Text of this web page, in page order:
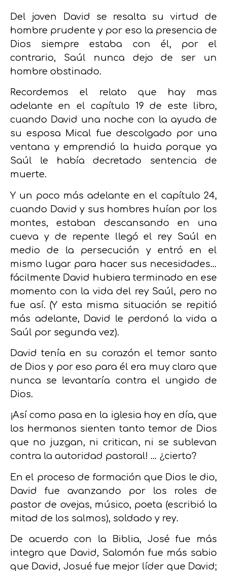
Del joven David se resalta su virtud de
hombre prudente y por eso la presencia de
Dios siempre estaba con él, por el
contrario, Saúl nunca dejo de ser un
hombre obstinado.
Recordemos el relato que hay mas
adelante en el capítulo 19 de este libro,
cuando David una noche con la ayuda de
su esposa Mical fue descolgado por una
ventana y emprendió la huida porque ya
Saúl le había decretado sentencia de
muerte.
Y un poco más adelante en el capítulo 24,
cuando David y sus hombres huían por los
montes, estaban descansando en una
cueva y de repente llegó el rey Saúl en
medio de la persecución y entró en el
mismo lugar para hacer sus necesidades…
fácilmente David hubiera terminado en ese
momento con la vida del rey Saúl, pero no
fue así. (Y esta misma situación se repitió
más adelante, David le perdonó la vida a
Saúl por segunda vez).
David tenía en su corazón el temor santo
de Dios y por eso para él era muy claro que
nunca se levantaría contra el ungido de
Dios.
¡Así como pasa en la iglesia hoy en día, que
los hermanos sienten tanto temor de Dios
que no juzgan, ni critican, ni se sublevan
contra la autoridad pastoral! … ¿cierto?
En el proceso de formación que Dios le dio,
David fue avanzando por los roles de
pastor de ovejas, músico, poeta (escribió la
mitad de los salmos), soldado y rey.
De acuerdo con la Biblia, José fue más
integro que David, Salomón fue más sabio
que David, Josué fue mejor líder que David;